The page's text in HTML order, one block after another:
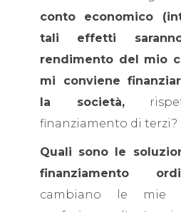
conto economico
tali effetti
rendimento del mio
mi conviene
la società,
finanziamento di terzi?
Quali sono le
finanziamento
cambiano le mie